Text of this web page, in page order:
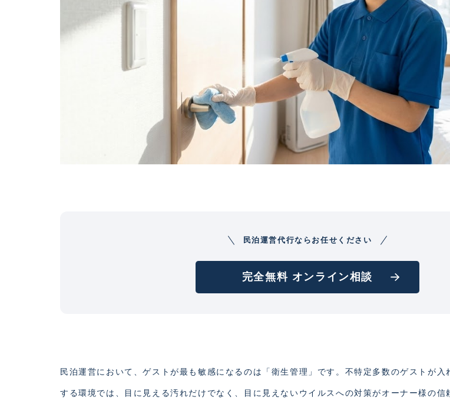
民泊運営代行ならお任せください
完全無料 オンライン相談
民泊運営において、ゲストが最も敏感になるのは「衛生管理」です。不特定多数のゲストが入
する環境では、目に見える汚れだけでなく、目に見えないウイルスへの対策がオーナー様の信